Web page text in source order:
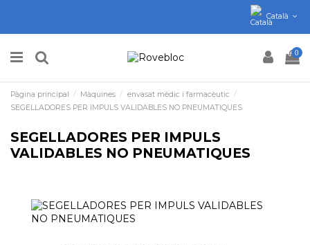
Català
0
Pàgina principal Màquines
envasat mèdic i farmacèutic
SEGELLADORES PER IMPULS VALIDABLES NO PNEUMATIQUES
SEGELLADORES PER IMPULS
VALIDABLES NO PNEUMATIQUES